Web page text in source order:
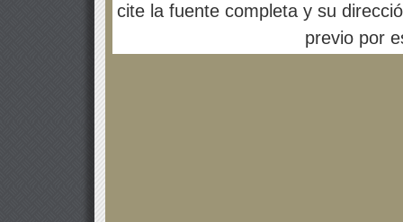
cite la fuente completa y su
previo por